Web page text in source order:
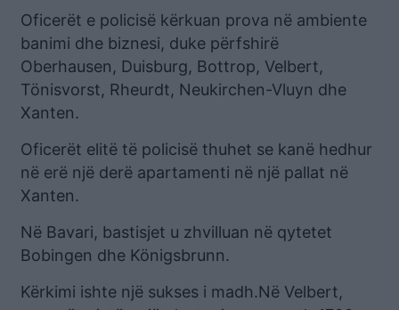
Oficerët e policisë kërkuan prova në ambiente
banimi dhe biznesi, duke përfshirë
Oberhausen, Duisburg, Bottrop, Velbert,
Tönisvorst, Rheurdt, Neukirchen-Vluyn dhe
Xanten.
Oficerët elitë të policisë thuhet se kanë hedhur
në erë një derë apartamenti në një pallat në
Xanten.
Në Bavari, bastisjet u zhvilluan në qytetet
Bobingen dhe Königsbrunn.
Kërkimi ishte një sukses i madh.Në Velbert,